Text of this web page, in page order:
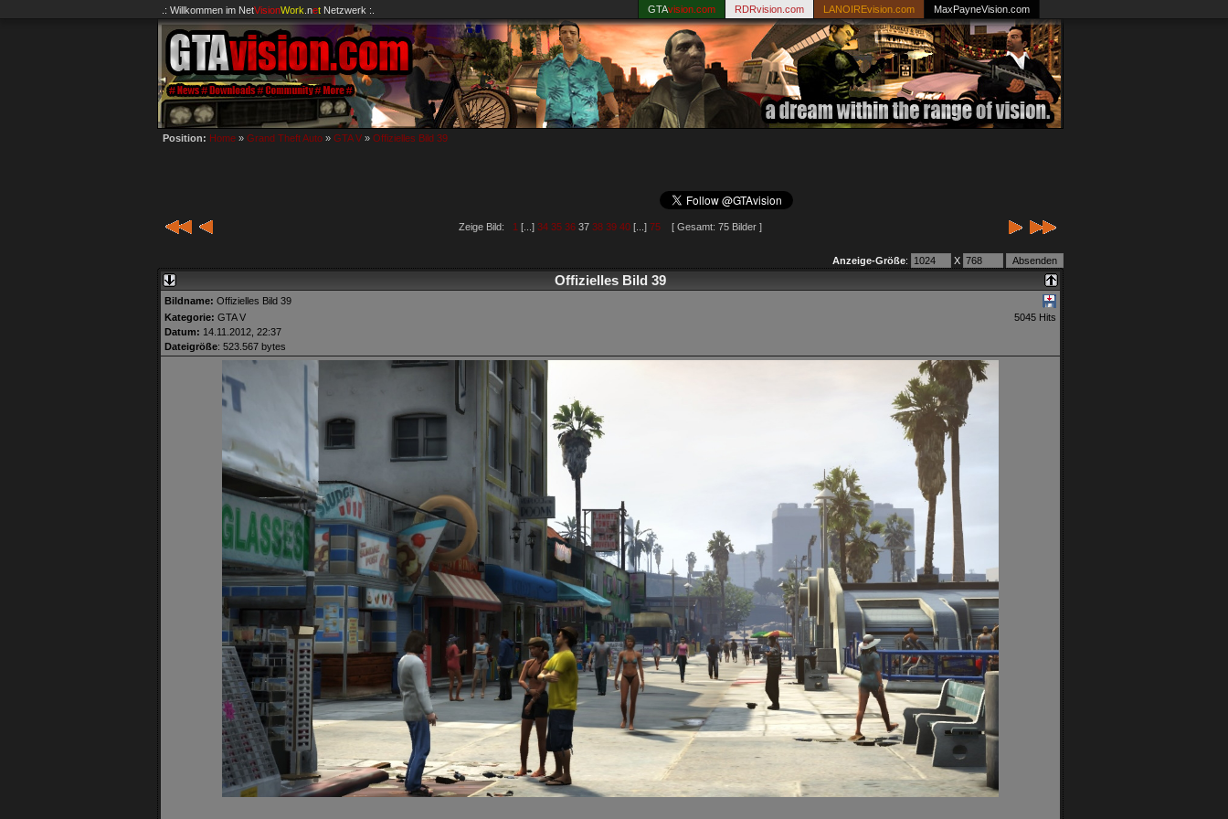
.: Willkommen im NetVisionWork .net Netzwerk :. GTAvision.com RDRvision.com LANOIREvision.com MaxPayneVision.com
Position: Home » Grand Theft Auto » GTA V » Offizielles Bild 39
Zeige Bild: 1 [...] 34 35 36 37 38 39 40 [...] 75 [ Gesamt: 75 Bilder ]
Anzeige-Größe: X
Offizielles Bild 39
Bildname: Offizielles Bild 39
Kategorie: GTA V
5045 Hits
Datum: 14.11.2012, 22:37
Dateigröße: 523.567 bytes